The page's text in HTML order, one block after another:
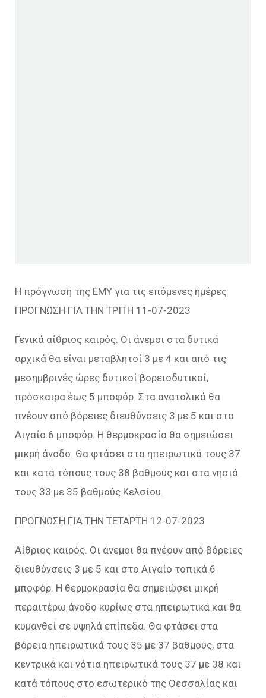
Η πρόγνωση της ΕΜΥ για τις επόμενες ημέρες
ΠΡΟΓΝΩΣΗ ΓΙΑ ΤΗΝ ΤΡΙΤΗ 11-07-2023
Γενικά αίθριος καιρός. Οι άνεμοι στα δυτικά
αρχικά θα είναι μεταβλητοί 3 με 4 και από τις
μεσημβρινές ώρες δυτικοί βορειοδυτικοί,
πρόσκαιρα έως 5 μποφόρ. Στα ανατολικά θα
πνέουν από βόρειες διευθύνσεις 3 με 5 και στο
Αιγαίο 6 μποφόρ. Η θερμοκρασία θα σημειώσει
μικρή άνοδο. Θα φτάσει στα ηπειρωτικά τους 37
και κατά τόπους τους 38 βαθμούς και στα νησιά
τους 33 με 35 βαθμούς Κελσίου.
ΠΡΟΓΝΩΣΗ ΓΙΑ ΤΗΝ ΤΕΤΑΡΤΗ 12-07-2023
Αίθριος καιρός. Οι άνεμοι θα πνέουν από βόρειες
διευθύνσεις 3 με 5 και στο Αιγαίο τοπικά 6
μποφόρ. Η θερμοκρασία θα σημειώσει μικρή
περαιτέρω άνοδο κυρίως στα ηπειρωτικά και θα
κυμανθεί σε υψηλά επίπεδα. Θα φτάσει στα
βόρεια ηπειρωτικά τους 35 με 37 βαθμούς, στα
κεντρικά και νότια ηπειρωτικά τους 37 με 38 και
κατά τόπους στο εσωτερικό της Θεσσαλίας και